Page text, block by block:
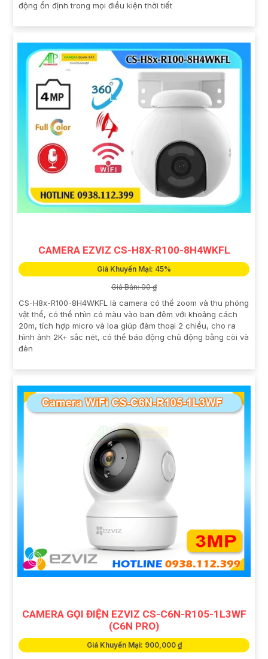
động ổn định trong mọi điều kiện thời tiết
CAMERA EZVIZ CS-H8X-R100-8H4WKFL
Giá Khuyến Mại: 45%
Giá Bán: 00 ₫
CS-H8x-R100-8H4WKFL là camera có thể zoom và thu phóng
vật thể, có thể nhìn có màu vào ban đêm với khoảng cách
20m, tích hợp micro và loa giúp đàm thoại 2 chiều, cho ra
hình ảnh 2K+ sắc nét, có thể báo động chủ động bằng còi và
đèn
CAMERA GỌI ĐIỆN EZVIZ CS-C6N-R105-1L3WF
(C6N PRO)
Giá Khuyến Mại: 900,000 ₫